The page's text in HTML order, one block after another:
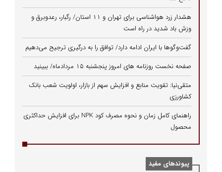
هشدار زرد هواشناسی برای تهران و ۱۱ استان/ رگبار، رعدوبرق و
وزش باد شدید در راه است
گفت‌وگوها با ایران ادامه دارد/ توافق را به درگیری ترجیح می‌دهیم
صفحه نخست روزنامه های امروز پنجشنبه ۱۵ مردادماه/ ببینید
متقی‌نیا: تقویت منابع و افزایش سهم از بازار، اولویت شعب بانک
کشاورزی
راهنمای کامل زمان و نحوه مصرف کود NPK برای افزایش حداکثری
محصول
پیوندهای مفید